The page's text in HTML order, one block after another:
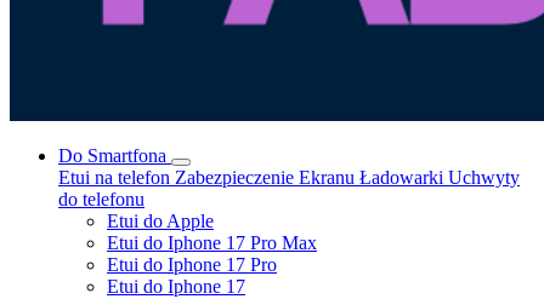
Do Smartfona
Etui na telefon Zabezpieczenie Ekranu Ładowarki Uchwyty
do telefonu
Etui do Apple
Etui do Iphone 17 Pro Max
Etui do Iphone 17 Pro
Etui do Iphone 17